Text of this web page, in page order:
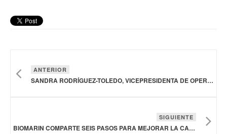
ANTERIOR
SANDRA RODRÍGUEZ-TOLEDO, VICEPRESIDENTA DE OPERACIONES DEL SITIO EN AMGEN OHIO, ES INCLUIDA EN EL SALÓN DE LA FAMA DE LAS MUJERES EN LA MANUFACTURA
SIGUIENTE
BIOMARIN COMPARTE SEIS PASOS PARA MEJORAR LA CALIDAD DE VIDA DE LAS PERSONAS CON ACONDROPLASIA